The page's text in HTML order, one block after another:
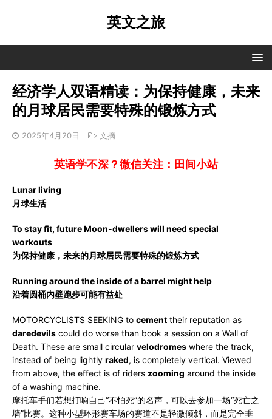
英文之旅
经济学人双语精读：为保持健康，未来
的月球居民需要特殊的锻炼方式
2025年4月20日 文摘
英语学不深？微信关注：田间小站
Lunar living
月球生活
To stay fit, future Moon-dwellers will need special
workouts
为保持健康，未来的月球居民需要特殊的锻炼方式
Running around the inside of a barrel might help
沿着圆桶内壁跑步可能有益处
MOTORCYCLISTS SEEKING to cement their reputation as
daredevils could do worse than book a session on a Wall of
Death. These are small circular velodromes where the track,
instead of being lightly raked, is completely vertical. Viewed
from above, the effect is of riders zooming around the inside
of a washing machine.
摩托车手们若想打响自己“不怕死”的名声，可以去参加一场“死亡之
墙”比赛。这种小型环形赛车场的赛道不是轻微倾斜，而是完全垂